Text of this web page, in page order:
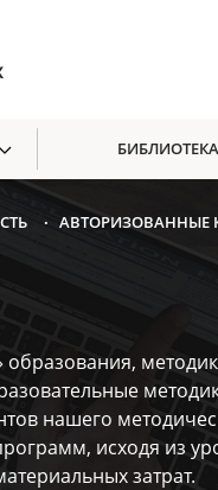
БИБЛИОТЕКА
• АВТОРИЗОВАННЫЕ
нашего
исходя из
затрат.